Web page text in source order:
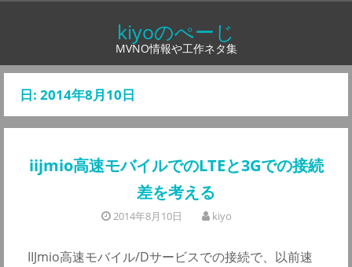
ン
へ
kiyoのぺーじ
MVNO情報や工作ネタ集
日: 2014年8月10日
iijmio高速モバイルでのLTEと3Gでの接続
差を考える
2014年8月10日 kiyo
IIJmio高速モバイル/Dサービスでの接続で、以前速